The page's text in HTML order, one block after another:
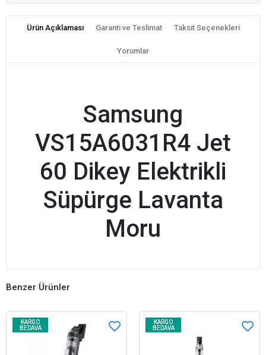
Ürün Açıklaması Garanti ve Teslimat Taksit Seçenekleri
Yorumlar
Samsung
VS15A6031R4 Jet
60 Dikey Elektrikli
Süpürge Lavanta
Moru
Benzer Ürünler
KARGO
BEDAVA
KARGO
BEDAVA